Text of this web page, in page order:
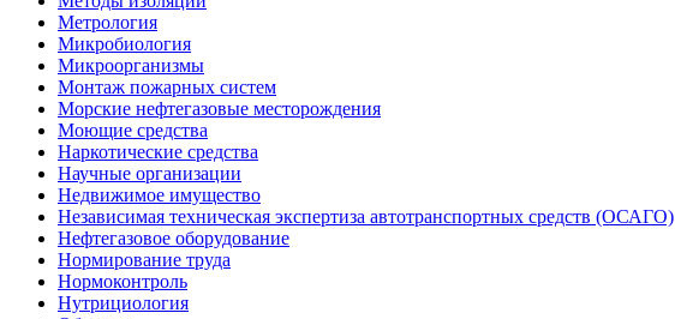
Метрология
Микробиология
Микроорганизмы
Монтаж пожарных систем
Морские нефтегазовые месторождения
Моющие средства
Наркотические средства
Научные организации
Недвижимое имущество
Независимая техническая экспертиза автотранспортных средств (ОСАГО)
Нефтегазовое оборудование
Нормирование труда
Нормоконтроль
Нутрициология